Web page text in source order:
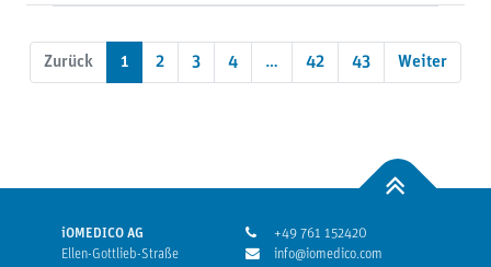
Zurück 1 2 3 4 … 42 43 Weiter
iOMEDICO AG
Ellen-Gottlieb-Straße
+49 761 152420
info@iomedico.com